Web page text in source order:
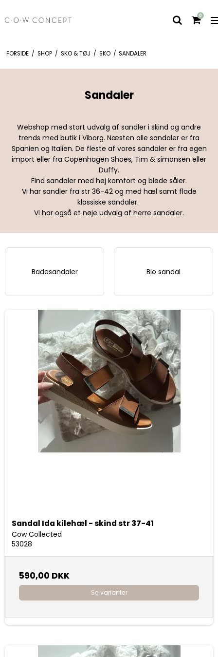
0
FORSIDE / SHOP / SKO & TØJ / SKO / SANDALER
Sandaler
Webshop med stort udvalg af sandler i skind og andre
trends med butik i Viborg. Næsten alle sandaler er fra
Spanien og Italien. De fleste af vores sandaler er fra egen
import eller fra Copenhagen Shoes, Tim & simonsen eller
Duffy.
Find sandaler med høj komfort og bløde såler.
Vi har sandler fra str 36-42 og med hæl samt flade
klassiske sandaler.
Vi har også et nøje udvalg af herre sandaler.
Badesandaler Bio sandal
Sandal Ida kilehæl - skind str 37-41
Cow Collected
53028
590,00 DKK
Se varianter